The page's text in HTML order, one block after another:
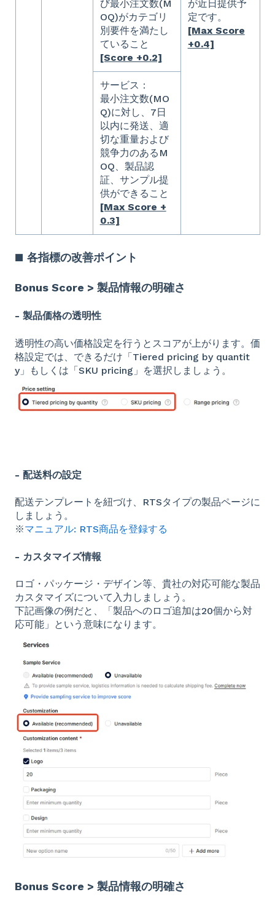
び最小注文数(M
OQ)がカテゴリ
別要件を満たし
ていること
[Score +0.2]
が近日提供予
定です。
[Max Score
+0.4]
サービス：
最小注文数(MO
Q)に対し、7日
以内に発送、適
切な重量および
競争力のあるM
OQ、製品認
証、サンプル提
供ができること
[Max Score +
0.3]
■ 各指標の改善ポイント
Bonus Score > 製品情報の明確さ
- 製品価格の透明性
透明性の高い価格設定を行うとスコアが上がります。価
格設定では、できるだけ「Tiered pricing by quantit
y」もしくは「SKU pricing」を選択しましょう。
- 配送料の設定
配送テンプレートを紐づけ、RTSタイプの製品ページに
しましょう。
※マニュアル: RTS商品を登録する
- カスタマイズ情報
ロゴ・パッケージ・デザイン等、貴社の対応可能な製品
カスタマイズについて入力しましょう。
下記画像の例だと、「製品へのロゴ追加は20個から対
応可能」という意味になります。
Bonus Score > 製品情報の明確さ